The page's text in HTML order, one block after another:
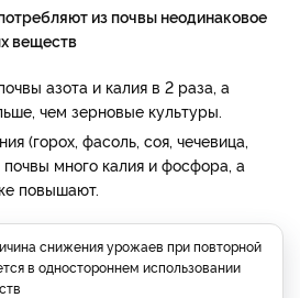
из почвы неодинаковое
веществ
азота и калия в 2 раза, а
чем зерновые культуры.
(горох, фасоль, соя, чечевица,
много калия и фосфора, а
повышают.
снижения урожаев при повторной
в одностороннем использовании